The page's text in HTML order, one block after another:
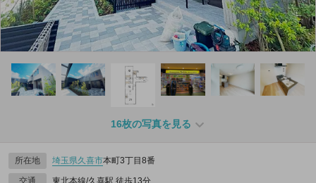
16枚の写真を見る
所在地 埼玉県久喜市本町3丁目8番
交通 東北本線/久喜駅 徒歩13分